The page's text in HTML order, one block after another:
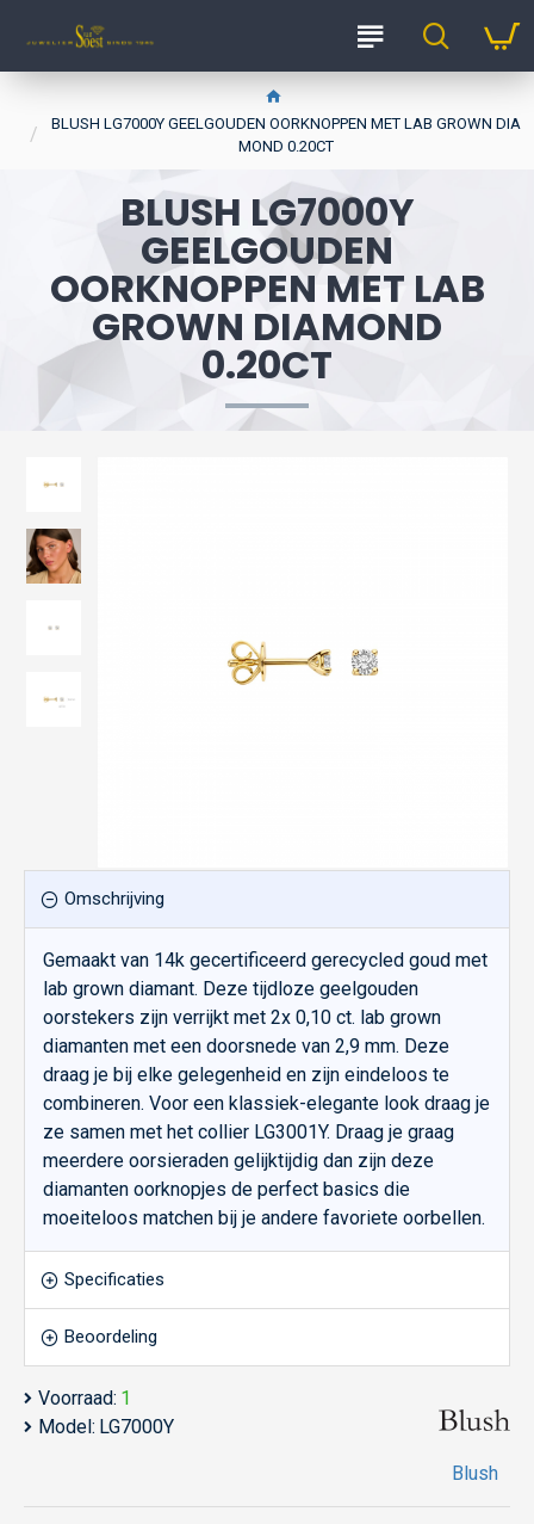
BLUSH LG7000Y GEELGOUDEN OORKNOPPEN MET LAB GROWN DIA
MOND 0.20CT
BLUSH LG7000Y
GEELGOUDEN
OORKNOPPEN MET LAB
GROWN DIAMOND
0.20CT
Omschrijving
Gemaakt van 14k gecertificeerd gerecycled goud met
lab grown diamant. Deze tijdloze geelgouden
oorstekers zijn verrijkt met 2x 0,10 ct. lab grown
diamanten met een doorsnede van 2,9 mm. Deze
draag je bij elke gelegenheid en zijn eindeloos te
combineren. Voor een klassiek-elegante look draag je
ze samen met het collier LG3001Y. Draag je graag
meerdere oorsieraden gelijktijdig dan zijn deze
diamanten oorknopjes de perfect basics die
moeiteloos matchen bij je andere favoriete oorbellen.
Specificaties
Beoordeling
Voorraad: 1
Model: LG7000Y
Blush